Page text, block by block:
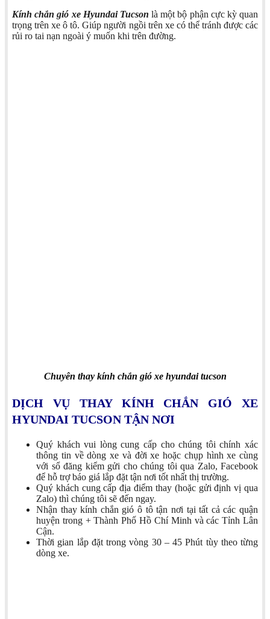
Kính chắn gió xe Hyundai Tucson là một bộ phận cực kỳ quan
trọng trên xe ô tô. Giúp người ngồi trên xe có thể tránh được các
rủi ro tai nạn ngoài ý muốn khi trên đường.
Chuyên thay kính chắn gió xe hyundai tucson
DỊCH VỤ THAY KÍNH CHẮN GIÓ XE
HYUNDAI TUCSON TẬN NƠI
Quý khách vui lòng cung cấp cho chúng tôi chính xác
thông tin về dòng xe và đời xe hoặc chụp hình xe cùng
với sổ đăng kiểm gửi cho chúng tôi qua Zalo, Facebook
để hỗ trợ báo giá lắp đặt tận nơi tốt nhất thị trường.
Quý khách cung cấp địa điểm thay (hoặc gửi định vị qua
Zalo) thì chúng tôi sẽ đến ngay.
Nhận thay kính chắn gió ô tô tận nơi tại tất cả các quận
huyện trong + Thành Phố Hồ Chí Minh và các Tỉnh Lân
Cận.
Thời gian lắp đặt trong vòng 30 – 45 Phút tùy theo từng
dòng xe.